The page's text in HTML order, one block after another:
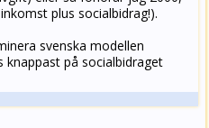
plus socialbidrag!).
svenska modellen
knappast på socialbidraget